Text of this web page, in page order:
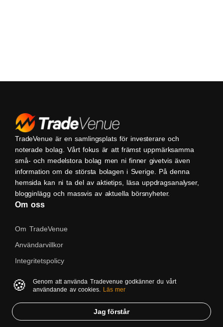
TradeVenue är en samlingsplats för investerare och
noterade bolag. Vårt fokus är att främst uppmärksamma
små- och medelstora bolag men ni finner givetvis även
information om de största bolagen i Sverige. På denna
hemsida kan ni ta del av aktietips, läsa uppdragsanalyser,
blogginlägg och massvis av aktuella börsnyheter.
Om oss
Om TradeVenue
Användarvillkor
Integritetspolicy
Native
🍪
Genom att använda Tradevenue godkänner du vårt
användande av cookies. Läs mer
Jag förstår